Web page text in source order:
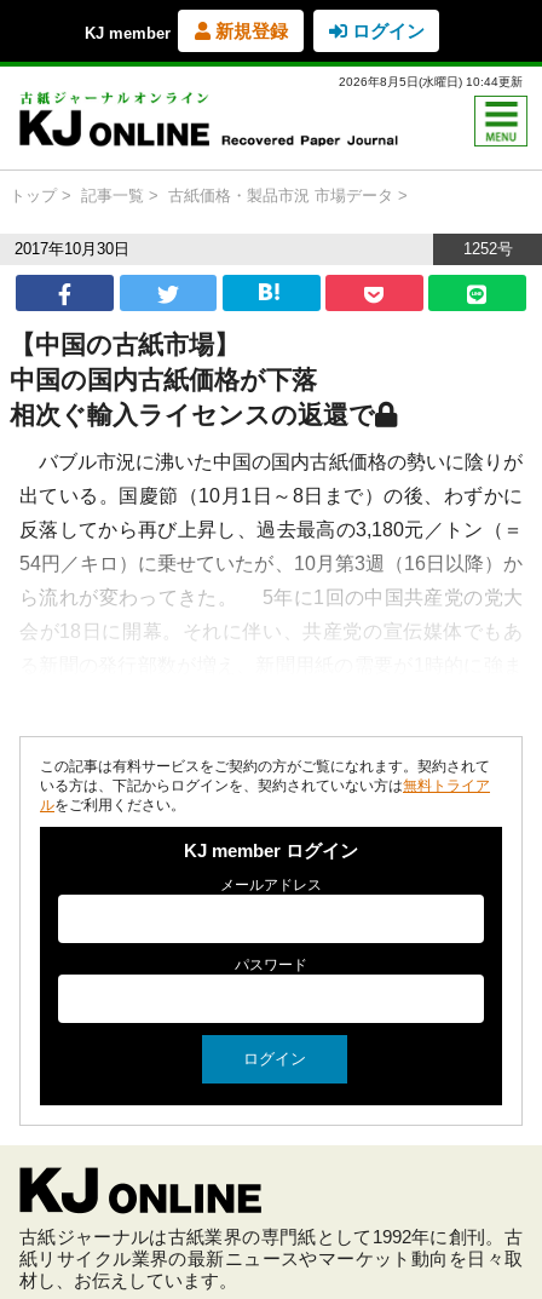
KJ member 新規登録 ログイン
2026年8月5日(水曜日) 10:44更新
トップ 記事一覧 古紙価格・製品市況 市場データ
2017年10月30日 1252号
【中国の古紙市場】
中国の国内古紙価格が下落
相次ぐ輸入ライセンスの返還で
バブル市況に沸いた中国の国内古紙価格の勢いに陰りが
出ている。国慶節（10月1日～8日まで）の後、わずかに
反落してから再び上昇し、過去最高の3,180元／トン（＝
54円／キロ）に乗せていたが、10月第3週（16日以降）か
ら流れが変わってきた。 5年に1回の中国共産党の党大
会が18日に開幕。それに伴い、共産党の宣伝媒体でもあ
この記事は有料サービスをご契約の方がご覧になれます。契約されて
いる方は、下記からログインを、契約されていない方は無料トライア
ルをご利用ください。
KJ member ログイン
メールアドレス
パスワード
古紙ジャーナルは古紙業界の専門紙として1992年に創刊。古
紙リサイクル業界の最新ニュースやマーケット動向を日々取
材し、お伝えしています。